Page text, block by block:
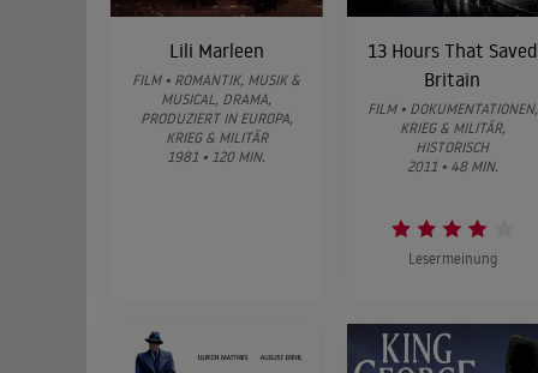
Lili Marleen
FILM • ROMANTIK, MUSIK &
MUSICAL, DRAMA,
PRODUZIERT IN EUROPA,
KRIEG & MILITÄR
1981 • 120 MIN.
13 Hours That Saved
Britain
FILM • DOKUMENTATIONEN,
KRIEG & MILITÄR,
HISTORISCH
2011 • 48 MIN.
Lesermeinung